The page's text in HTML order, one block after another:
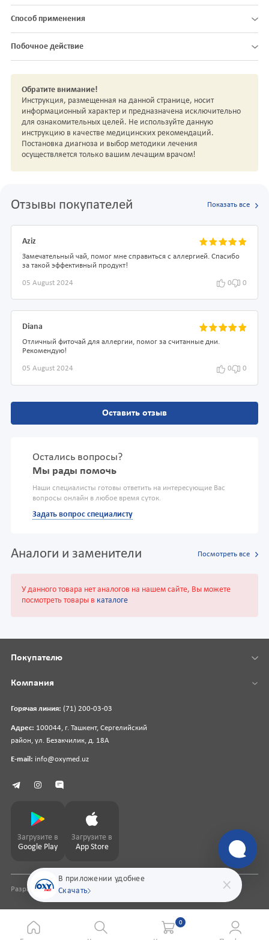
Способ применения
Побочное действие
Обратите внимание!
Инструкция, размещенная на данной странице, носит
информационный характер и предназначена исключительно
для ознакомительных целей. Не используйте данную
инструкцию в качестве медицинских рекомендаций.
Постановка диагноза и выбор методики лечения
осуществляется только вашим лечащим врачом!
Отзывы покупателей Показать все
Aziz
Замечательный чай, помог мне справиться с аллергией. Спасибо
за такой эффективный продукт!
05 August 2024 0 0
Diana
Отличный фиточай для аллергии, помог за считанные дни.
Рекомендую!
05 August 2024 0 0
Оставить отзыв
Остались вопросы?
Мы рады помочь
Наши специалисты готовы ответить на интересующие Вас
вопросы онлайн в любое время суток.
Задать вопрос специалисту
Аналоги и заменители Посмотреть все
У данного товара нет аналогов на нашем сайте, Вы можете
посмотреть товары в каталоге
В приложении удобнее
Скачать
Горячая линия: (71) 200-03-03
Адрес: 100044, г. Ташкент, Сергелийский
район, ул. Безакчилик, д. 18А
E-mail: info@oxymed.uz
Покупателю
Компания
Загрузите в
Google Play
Загрузите в
App Store
Разработка сайтаpharmit.uz
0